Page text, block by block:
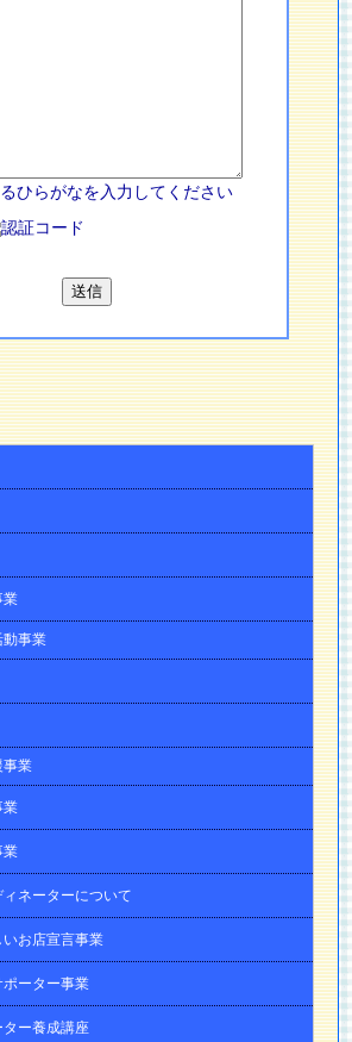
ひらがなを入力してください
業
動事業
事業
業
業
ネーターについて
お店宣言事業
ーター事業
ー養成講座